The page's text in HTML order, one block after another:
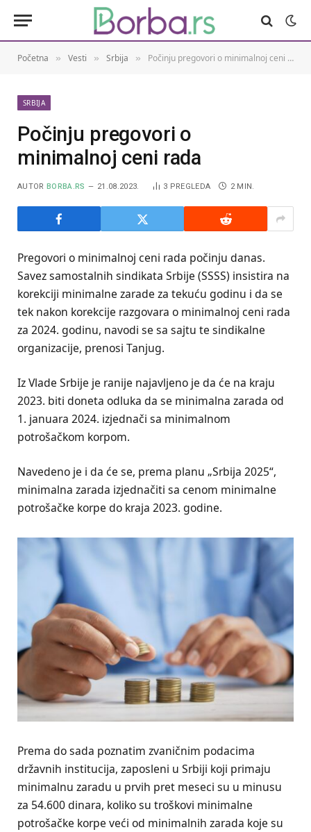
Početna » Vesti » Srbija » Počinju pregovori o minimalnoj ceni rada
SRBIJA
Počinju pregovori o
minimalnoj ceni rada
AUTOR BORBA.RS 21.08.2023. 3 PREGLEDA 2 MIN.
Pregovori o minimalnoj ceni rada počinju danas.
Savez samostalnih sindikata Srbije (SSSS) insistira na
korekciji minimalne zarade za tekuću godinu i da se
tek nakon korekcije razgovara o minimalnoj ceni rada
za 2024. godinu, navodi se sa sajtu te sindikalne
organizacije, prenosi Tanjug.
Iz Vlade Srbije je ranije najavljeno je da će na kraju
2023. biti doneta odluka da se minimalna zarada od
1. januara 2024. izjednači sa minimalnom
potrošačkom korpom.
Navedeno je i da će se, prema planu „Srbija 2025“,
minimalna zarada izjednačiti sa cenom minimalne
potrošačke korpe do kraja 2023. godine.
Prema do sada poznatim zvaničnim podacima
državnih institucija, zaposleni u Srbiji koji primaju
minimalnu zaradu u prvih pret meseci su u minusu
za 54.600 dinara, koliko su troškovi minimalne
potrošačke korpe veći od minimalnih zarada koje su